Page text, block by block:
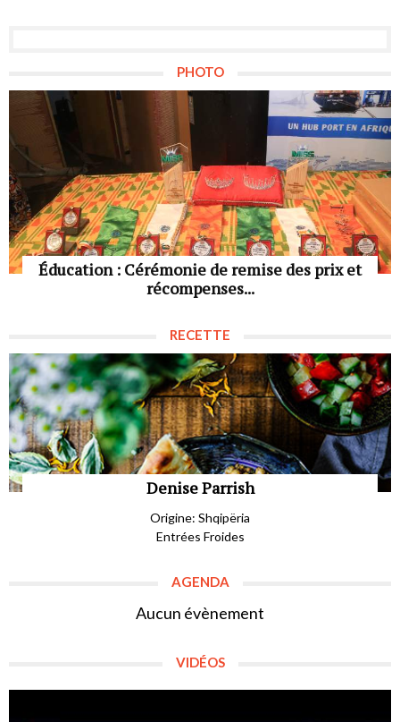
PHOTO
Éducation : Cérémonie de remise des prix et
récompenses...
RECETTE
Denise Parrish
Origine: Shqipëria
Entrées Froides
AGENDA
Aucun évènement
VIDÉOS